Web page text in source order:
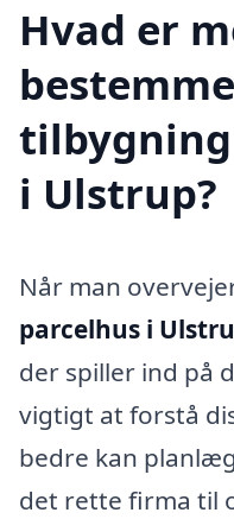
Hvad er
i Ulstrup?
Når man
parcelhus i
der spiller ind på
vigtigt at forstå
bedre kan
det rette firma til